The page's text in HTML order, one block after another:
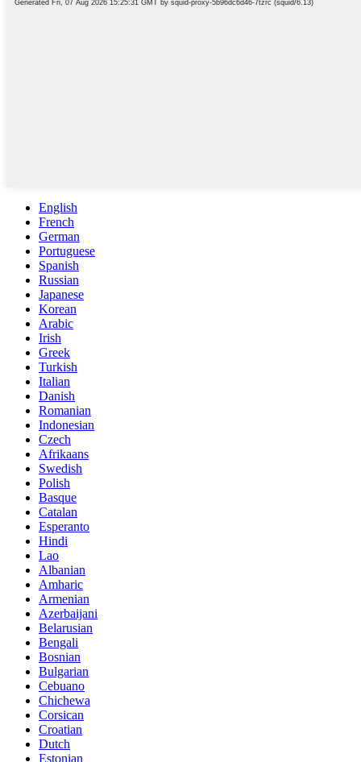
English
French
German
Portuguese
Spanish
Russian
Japanese
Korean
Arabic
Irish
Greek
Turkish
Italian
Danish
Romanian
Indonesian
Czech
Afrikaans
Swedish
Polish
Basque
Catalan
Esperanto
Hindi
Lao
Albanian
Amharic
Armenian
Azerbaijani
Belarusian
Bengali
Bosnian
Bulgarian
Cebuano
Chichewa
Corsican
Croatian
Dutch
Estonian